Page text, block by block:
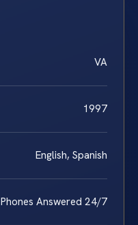
VA
1997
English, Spanish
Phones Answered 24/7